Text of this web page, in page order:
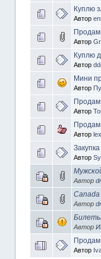
Куплю
Автор
Автор
Куплю
Автор
Мини
Автор
Продам
Автор
Автор
Автор
Автор
Автор
Билеты
Автор
Автор